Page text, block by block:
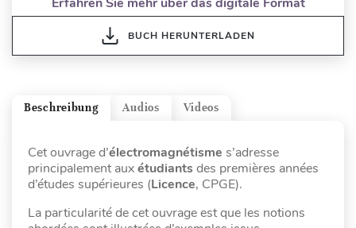
BUCH HERUNTERLADEN
Videos
Audios
Beschreibung
Cet ouvrage d’électromagnétisme s’adresse
principalement auxétudiants des premières années
d’études supérieures (Licence, CPGE).
La particularité de cet ouvrage est que les notions